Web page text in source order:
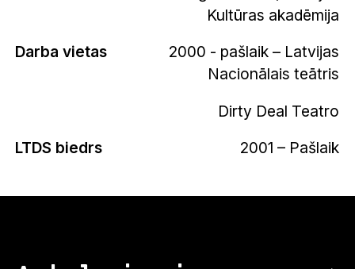
Kultūras akadēmija
Darba vietas
2000 - pašlaik – Latvijas
Nacionālais teātris
Dirty Deal Teatro
LTDS biedrs
2001 – Pašlaik